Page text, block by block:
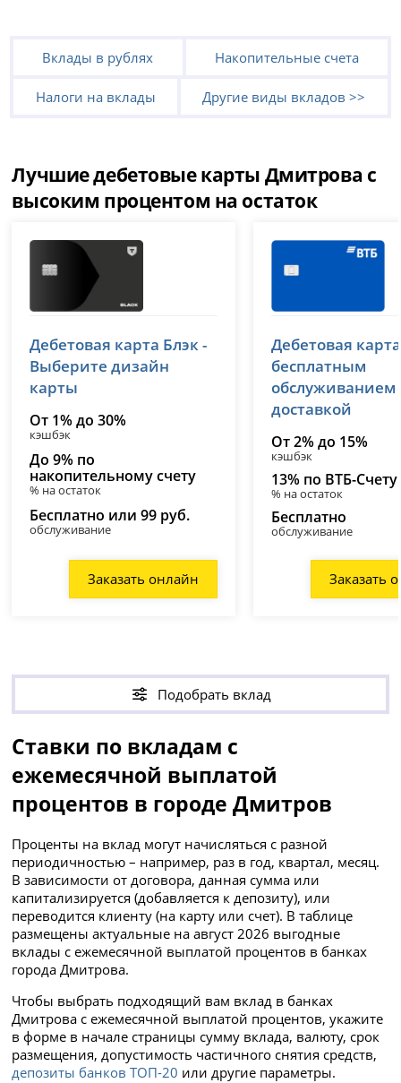
Вклады в рублях Накопительные счета
Налоги на вклады Другие виды вкладов >>
Лучшие дебетовые карты Дмитрова с
высоким процентом на остаток
лицензия № 2673
Дебетовая карта Блэк -
Выберите дизайн
карты
От 1% до 30%
кэшбэк
До 9% по
накопительному счету
% на остаток
Бесплатно или 99 руб.
обслуживание
Заказать онлайн
лицензия № 1000
Дебетовая
бесплатным
обслуживанием
доставкой
От 2% до 15%
кэшбэк
13% по ВТБ-Счету
% на остаток
Бесплатно
обслуживание
Заказать
Подобрать вклад
Ставки по вкладам с
ежемесячной выплатой
процентов в городе Дмитров
Проценты на вклад могут начисляться с разной
периодичностью – например, раз в год, квартал, месяц.
В зависимости от договора, данная сумма или
капитализируется (добавляется к депозиту), или
переводится клиенту (на карту или счет). В таблице
размещены актуальные на август 2026 выгодные
вклады с ежемесячной выплатой процентов в банках
города Дмитрова.
Чтобы выбрать подходящий вам вклад в банках
Дмитрова с ежемесячной выплатой процентов, укажите
в форме в начале страницы сумму вклада, валюту, срок
размещения, допустимость частичного снятия средств,
депозиты банков ТОП-20 или другие параметры.